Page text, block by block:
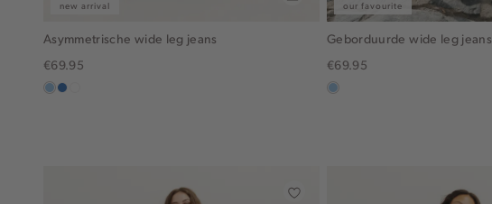
new arrival
Asymmetrische wide leg jeans
€69.95
blauw,blauw,
our favourite
Geborduurde wide leg jeans
€69.95
blauw,